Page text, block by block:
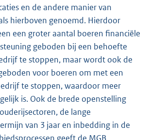
en de andere manier van
hierboven genoemd. Hierdoor
een groter aantal boeren financiële
geboden bij een behoefte
te stoppen, maar wordt ook de
voor boeren om met een
te stoppen, waardoor meer
is. Ook de brede openstelling
de lange
van 3 jaar en inbedding in de
geeft de MGB